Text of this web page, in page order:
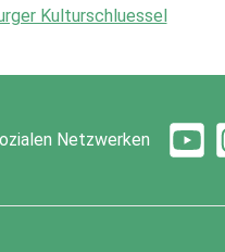
Netzwerken